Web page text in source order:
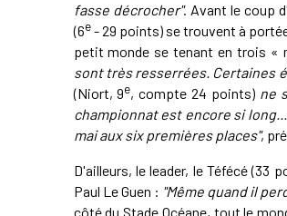
fasse décrocher". Avant le coup
(6e- 29 points) se trouvent à
petit monde se tenant en trois «
sont très resserrées. Certaines
(Niort, 9e, compte 24 points)ne
championnat est encore si
mai aux six premières places",
D'ailleurs, le leader, le Téfécé (33
Paul Le Guen : "Même quand il
côté du Stade Océane, tout le